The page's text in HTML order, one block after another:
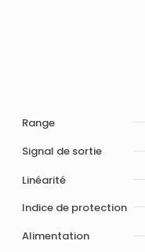
Range
Signal de sortie
Linéarité
Indice de protection
Alimentation